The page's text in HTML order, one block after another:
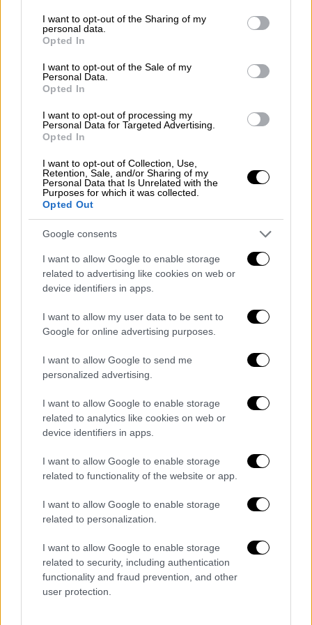
not limited to your visit or usage behaviour. You may click to
grant or deny consent to Google and its third-party tags to
use your data for below specified purposes in below Google
consent section.
I want to opt-out of the Sharing of my
personal data.
Opted In
I want to opt-out of the Sale of my
Personal Data.
Opted In
I want to opt-out of processing my
Personal Data for Targeted Advertising.
Opted In
I want to opt-out of Collection, Use,
Retention, Sale, and/or Sharing of my
Personal Data that Is Unrelated with the
Purposes for which it was collected.
Opted Out
Google consents
I want to allow Google to enable storage
related to advertising like cookies on web or
device identifiers in apps.
I want to allow my user data to be sent to
Google for online advertising purposes.
I want to allow Google to send me
personalized advertising.
I want to allow Google to enable storage
related to analytics like cookies on web or
device identifiers in apps.
I want to allow Google to enable storage
related to functionality of the website or app.
I want to allow Google to enable storage
related to personalization.
I want to allow Google to enable storage
related to security, including authentication
functionality and fraud prevention, and other
user protection.
πιθανότατα μέλη της «
Οργάνωσης
Επαναστατικής
πρωτοεμφανίστηκε τον Ιούλιο του 2014,
αναλαμβάνοντας την ευθύνη για την επίθεση
ΠΑΣΟΚ, παραμονή των Ευρωεκλογών.
Αυτοάμυνας»
Το επόμενο χτύπημα ήταν31 Αυγούστου
2016όταν επιτέθηκαν και πάλι με
Καλάσνικοφ αυτή τη φορά εναντίον της
πρεσβείας του Μεξικού σε κτήριο στην
πλατεία Κολωνακίου και στις 10 Νοεμβρίου
του ίδιου έτους πέταξαν χειροβομβίδα
εναντίον της Γαλλικής Πρεσβείας στη
Λεωφόρο Βασιλίσσης Σοφίας, κατά την
φρουρός.
Ιανουαρίου 2017όπου επιτέθηκαν με
Καλάσνικοφ σε βάρος διμοιρίας των
κατά την οποία τραυματίσθηκε ελαφρά ένας
αστυνομικός. Όπως είχε ανακοινώσει τότε η
ΕΛ.ΑΣ., το ίδιο όπλο είχε χρησιμοποιηθεί σε
παλαιότερες επιθέσεις της συγκεκριμένης
Σε εκτεταμένη επιχείρηση της
Αντιτρομοκρατικής στις 08 Νοέμβριου
είχαν γίνει 13 κατ’ οίκον έρευνες